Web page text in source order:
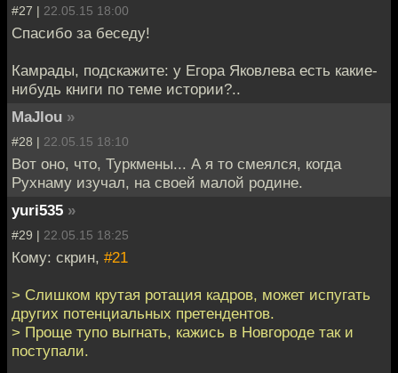
#27 | 22.05.15 18:00
Спасибо за беседу!
Камрады, подскажите: у Егора Яковлева есть какие-
нибудь книги по теме истории?..
MaJlou »
#28 | 22.05.15 18:10
Вот оно, что, Туркмены... А я то смеялся, когда
Рухнаму изучал, на своей малой родине.
yuri535 »
#29 | 22.05.15 18:25
Кому: скрин, #21
> Слишком крутая ротация кадров, может испугать
других потенциальных претендентов.
> Проще тупо выгнать, кажись в Новгороде так и
поступали.